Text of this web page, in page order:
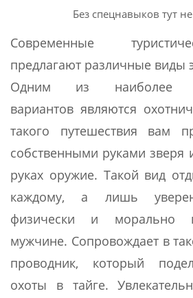
Без спецнавыков тут
Современные
предлагают различные виды
Одним из наиболее
вариантов являются
такого путешествия вам
собственными руками зверя
руках оружие. Такой вид
каждому, а лишь
физически и морально
мужчине. Сопровождает в
проводник, который
охоты в тайге.